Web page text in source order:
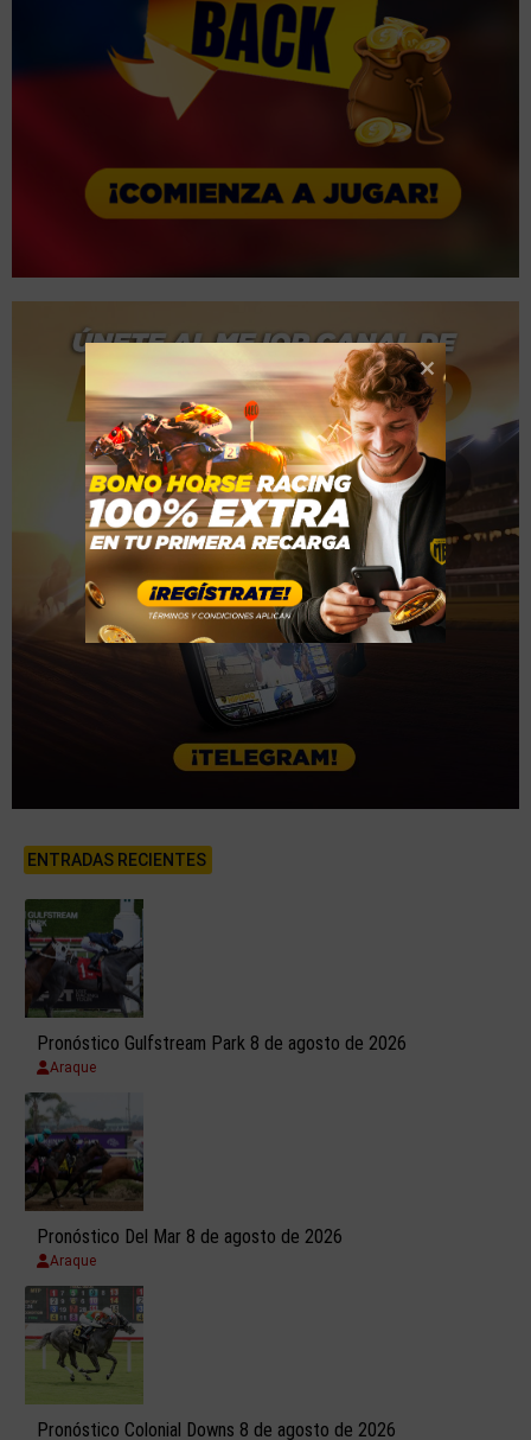
ENTRADAS RECIENTES
Pronóstico Gulfstream Park 8 de agosto de 2026
Araque
Pronóstico Del Mar 8 de agosto de 2026
Araque
Pronóstico Colonial Downs 8 de agosto de 2026